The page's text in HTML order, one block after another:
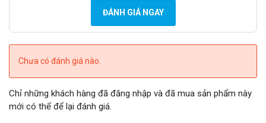
ĐÁNH GIÁ NGAY
Chưa có đánh giá nào.
Chỉ những khách hàng đã đăng nhập và đã mua sản phẩm này
mới có thể để lại đánh giá.